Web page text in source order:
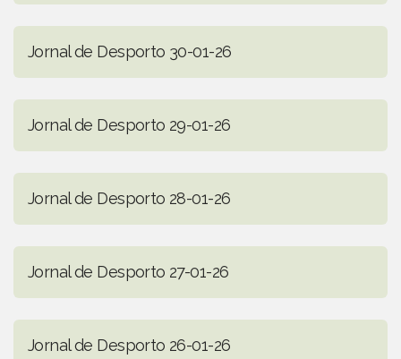
Jornal de Desporto 30-01-26
Jornal de Desporto 29-01-26
Jornal de Desporto 28-01-26
Jornal de Desporto 27-01-26
Jornal de Desporto 26-01-26